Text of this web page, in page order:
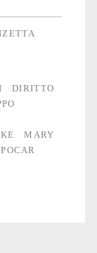
DIRITTO
MARY